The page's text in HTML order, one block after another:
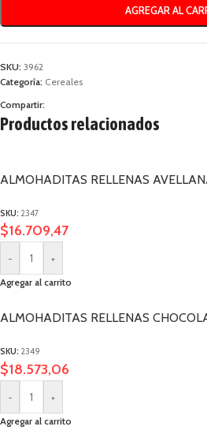
AGREGAR AL
SKU: 3962
Categoría: Cereales
Compartir:
Productos relacionados
ALMOHADITAS RELLENAS
SKU: 2347
$16.709,47
- +
Agregar al carrito
ALMOHADITAS RELLENAS
SKU: 2349
$18.573,06
- +
Agregar al carrito